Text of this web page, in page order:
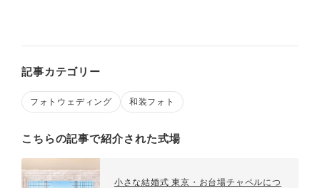
記事カテゴリー
フォトウェディング 和装フォト
こちらの記事で紹介された式場
小さな結婚式 東京・お台場チャペルにつ